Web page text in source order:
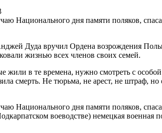
Национального дня памяти поляков,
Анджей Дуда вручил Ордена возрождения
жизнью всех членов своих семей.
жили в те времена, нужно смотреть с
смерть. Не тюрьма, не арест, не штраф,
Национального дня памяти поляков,
воеводстве) немецкая